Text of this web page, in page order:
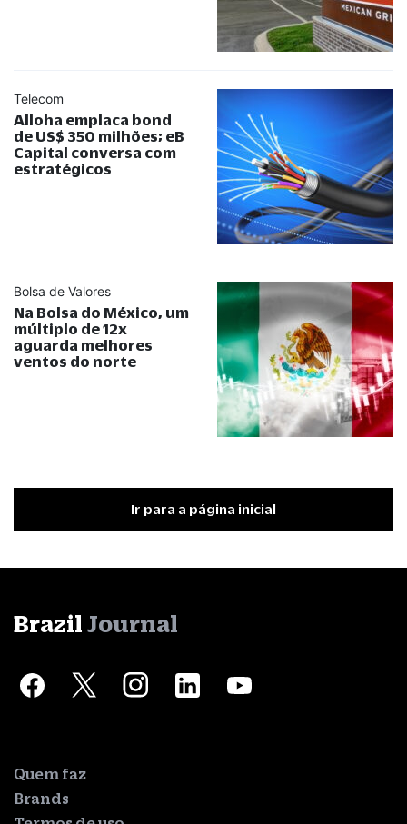
Telecom
Alloha emplaca bond
de US$ 350 milhões; eB
Capital conversa com
estratégicos
Bolsa de Valores
Na Bolsa do México, um
múltiplo de 12x
aguarda melhores
ventos do norte
Ir para a página inicial
Brazil Journal
Quem faz
Brands